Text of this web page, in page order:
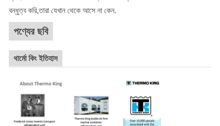
বন্ধুত্ব করি,তারা যেখান থেকে আসে না কেন.
পণ্যের ছবি
থার্মো কিং ইতিহাস